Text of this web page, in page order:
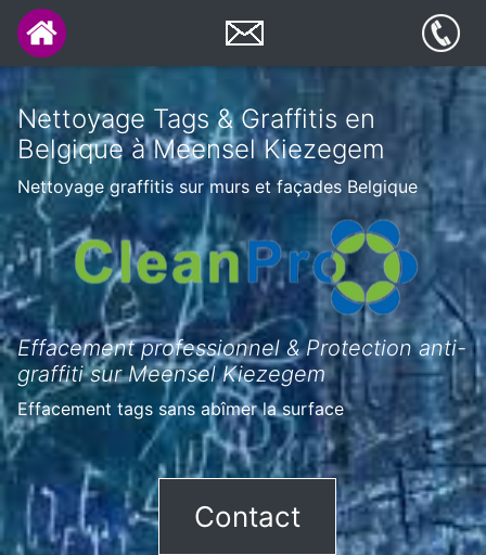
Nettoyage Tags & Graffitis en
Belgique à Meensel Kiezegem
Nettoyage graffitis sur murs et façades Belgique
Effacement professionnel & Protection anti-
graffiti sur Meensel Kiezegem
Effacement tags sans abîmer la surface
Contact